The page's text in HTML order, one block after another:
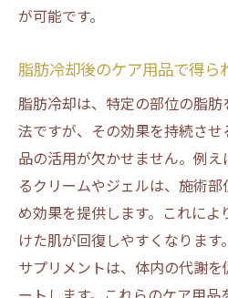
が可能です。
脂肪冷却後のケア用品で得ら
脂肪冷却は、特定の部位の脂
法ですが、その効果を持続さ
品の活用が欠かせません。例
るクリームやジェルは、施術
め効果を提供します。これに
けた肌が回復しやすくなりま
サプリメントは、体内の代謝